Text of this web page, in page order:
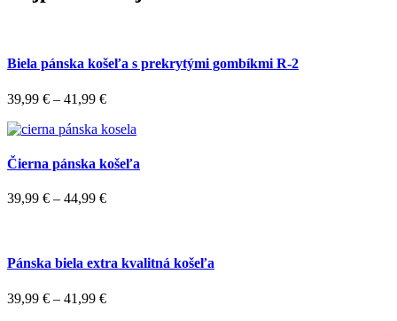
Biela pánska košeľa s prekrytými gombíkmi R-2
39,99 € – 41,99 €
Čierna pánska košeľa
39,99 € – 44,99 €
Pánska biela extra kvalitná košeľa
39,99 € – 41,99 €